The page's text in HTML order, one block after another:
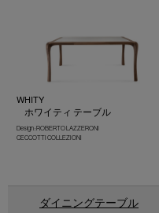
WHITY
ホワイティ テーブル
Design : ROBERTO LAZZERONI
CECCOTTI COLLEZIONI
ダイニングテーブル